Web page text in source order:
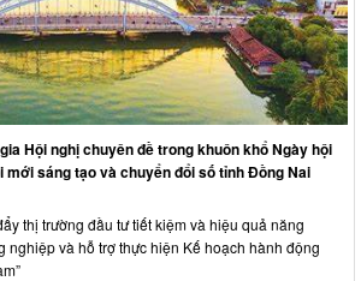
Hội nghị chuyên đề trong khuôn khổ Ngày hội
mới sáng tạo và chuyển đổi số tỉnh Đồng Nai
thị trường đầu tư tiết kiệm và hiệu quả năng
nghiệp và hỗ trợ thực hiện Kế hoạch hành động